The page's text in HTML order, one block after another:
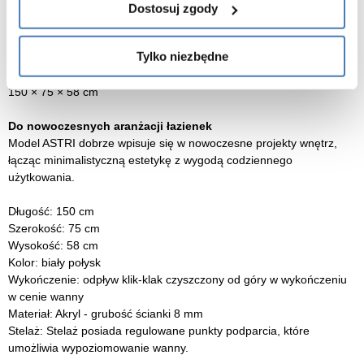
Dostosuj zgody
Tylko niezbędne
– korek
– przelew
Wymiary:
150 × 75 × 58 cm
Do nowoczesnych aranżacji łazienek
Model ASTRI dobrze wpisuje się w nowoczesne projekty wnętrz,
łącząc minimalistyczną estetykę z wygodą codziennego
użytkowania.
Długość: 150 cm
Szerokość: 75 cm
Wysokość: 58 cm
Kolor: biały połysk
Wykończenie: odpływ klik-klak czyszczony od góry w wykończeniu
w cenie wanny
Materiał: Akryl - grubość ścianki 8 mm
Stelaż: Stelaż posiada regulowane punkty podparcia, które
umożliwia wypoziomowanie wanny.